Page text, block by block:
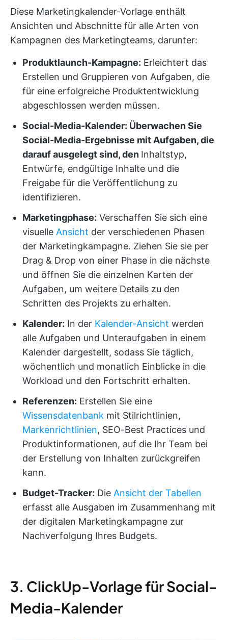
Diese Marketingkalender-Vorlage enthält
Ansichten und Abschnitte für alle Arten von
Kampagnen des Marketingteams, darunter:
Produktlaunch-Kampagne: Erleichtert das
Erstellen und Gruppieren von Aufgaben, die
für eine erfolgreiche Produktentwicklung
abgeschlossen werden müssen.
Social-Media-Kalender: Überwachen Sie
Social-Media-Ergebnisse mit Aufgaben, die
darauf ausgelegt sind, den Inhaltstyp,
Entwürfe, endgültige Inhalte und die
Freigabe für die Veröffentlichung zu
identifizieren.
Marketingphase: Verschaffen Sie sich eine
visuelle Ansicht der verschiedenen Phasen
der Marketingkampagne. Ziehen Sie sie per
Drag & Drop von einer Phase in die nächste
und öffnen Sie die einzelnen Karten der
Aufgaben, um weitere Details zu den
Schritten des Projekts zu erhalten.
Kalender: In der Kalender-Ansicht werden
alle Aufgaben und Unteraufgaben in einem
Kalender dargestellt, sodass Sie täglich,
wöchentlich und monatlich Einblicke in die
Workload und den Fortschritt erhalten.
Referenzen: Erstellen Sie eine
Wissensdatenbank mit Stilrichtlinien,
Markenrichtlinien, SEO-Best Practices und
Produktinformationen, auf die Ihr Team bei
der Erstellung von Inhalten zurückgreifen
kann.
Budget-Tracker: Die Ansicht der Tabellen
erfasst alle Ausgaben im Zusammenhang mit
der digitalen Marketingkampagne zur
Nachverfolgung Ihres Budgets.
3. ClickUp-Vorlage für Social-
Media-Kalender